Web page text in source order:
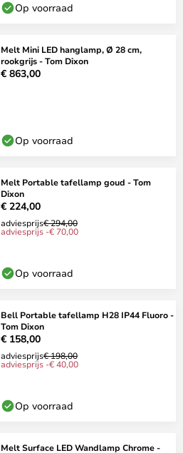
Op voorraad
Melt Mini LED hanglamp, Ø 28 cm,
rookgrijs - Tom Dixon
€ 863,00
Op voorraad
Melt Portable tafellamp goud - Tom
Dixon
€ 224,00
adviesprijs€ 294,00
adviesprijs -€ 70,00
Op voorraad
Bell Portable tafellamp H28 IP44 Fluoro -
Tom Dixon
€ 158,00
adviesprijs€ 198,00
adviesprijs -€ 40,00
Op voorraad
Melt Surface LED Wandlamp Chrome -